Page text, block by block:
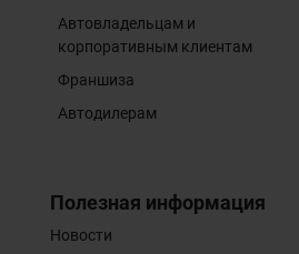
Автовладельцам и
корпоративным клиентам
Франшиза
Автодилерам
Полезная информация
Новости